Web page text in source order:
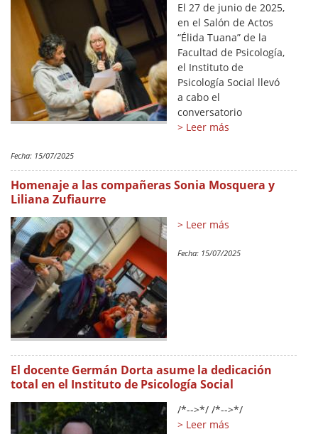
El 27 de junio de 2025,
en el Salón de Actos
“Élida Tuana” de la
Facultad de Psicología,
el Instituto de
Psicología Social llevó
a cabo el
conversatorio
> Leer más
Fecha: 15/07/2025
Homenaje a las compañeras Sonia Mosquera y
Liliana Zufiaurre
> Leer más
Fecha: 15/07/2025
El docente Germán Dorta asume la dedicación
total en el Instituto de Psicología Social
/*-->*/ /*-->*/
> Leer más